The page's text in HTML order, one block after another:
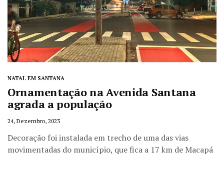
NATAL EM SANTANA
Ornamentação na Avenida Santana
agrada a população
24, Dezembro, 2023
Decoração foi instalada em trecho de uma das vias
movimentadas do município, que fica a 17 km de Macapá